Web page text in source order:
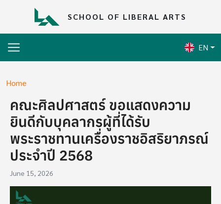
SCHOOL OF LIBERAL ARTS
EN
Breadcrumb
Home
คณะศิลปศาสตร์ ขอแสดงความ
ยินดีกับบุคลากรผู้ที่ได้รับ
พระราชทานเครื่องราชอิสริยาภรณ์
ประจำปี 2568
June 15, 2026
Image